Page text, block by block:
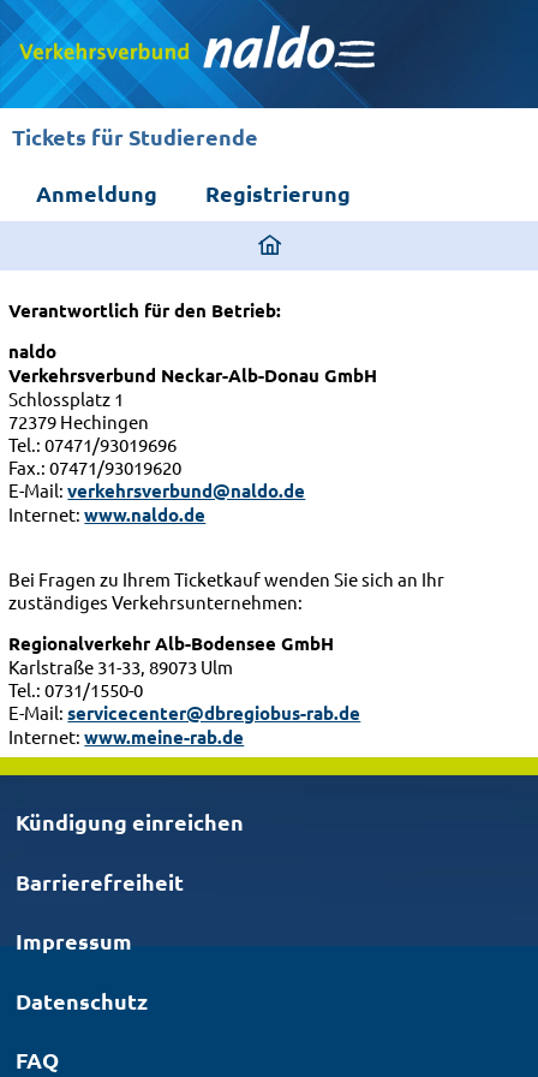
Tickets für Studierende
Anmeldung
Registrierung
ding
home
Verantwortlich für den Betrieb:
naldo
Verkehrsverbund Neckar-Alb-Donau GmbH
Schlossplatz 1
72379 Hechingen
Tel.: 07471/93019696
Fax.: 07471/93019620
E-Mail:verkehrsverbund@naldo.de
Internet:www.naldo.de
Bei Fragen zu Ihrem Ticketkauf wenden Sie sich an Ihr
zuständiges Verkehrsunternehmen:
Regionalverkehr Alb-Bodensee GmbH
Karlstraße 31-33, 89073 Ulm
Tel.: 0731/1550-0
E-Mail:servicecenter@dbregiobus-rab.de
Internet:www.meine-rab.de
Kündigung einreichen
Barrierefreiheit
Impressum
Datenschutz
FAQ